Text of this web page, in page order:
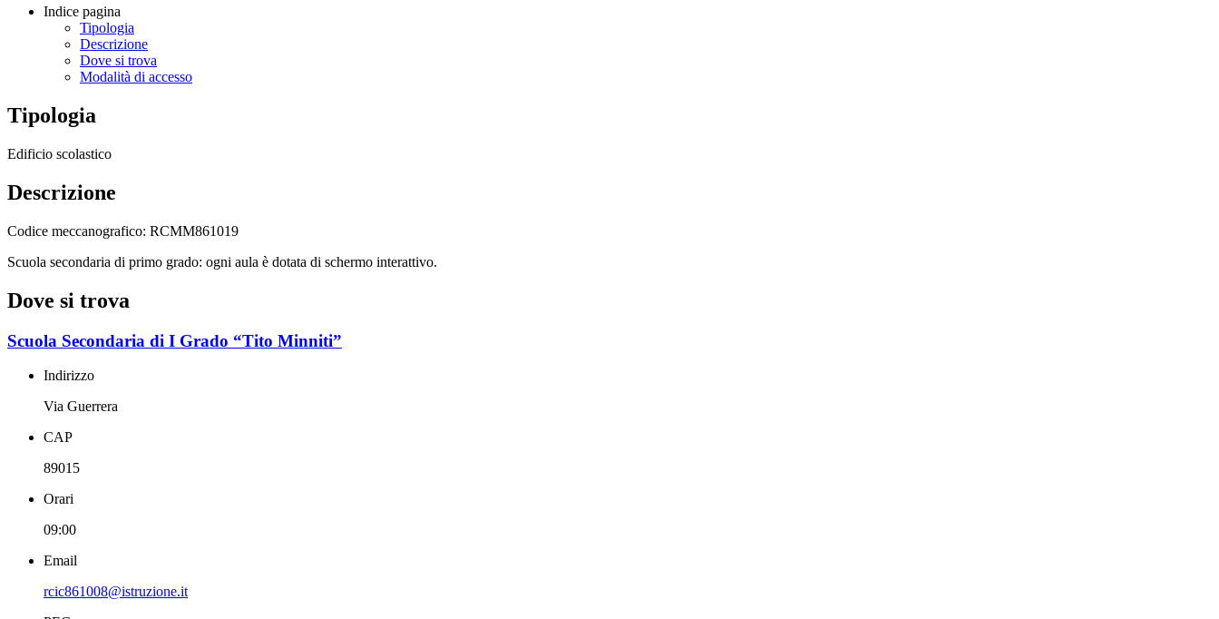
Indice pagina
Tipologia
Descrizione
Dove si trova
Modalità di accesso
Tipologia
Edificio scolastico
Descrizione
Codice meccanografico: RCMM861019
Scuola secondaria di primo grado: ogni aula è dotata di schermo interattivo.
Dove si trova
Scuola Secondaria di I Grado “Tito Minniti”
Indirizzo
Via Guerrera
CAP
89015
Orari
09:00
Email
rcic861008@istruzione.it